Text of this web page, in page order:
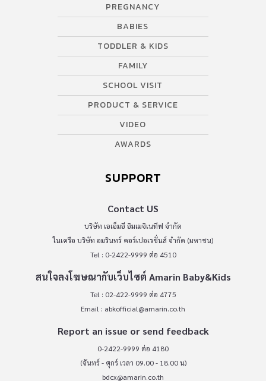
จากระบบการเรียนที่เราคุ้นเคยกัน มาดูกันว่า เด็ก ๆ เรียนอย่างไรกัน
PREGNANCY
BABIES
TODDLER & KIDS
FAMILY
SCHOOL VISIT
PRODUCT & SERVICE
VIDEO
AWARDS
SUPPORT
Contact US
บริษัท เอเอ็มอี อิมเมจิเนทีฟ จำกัด
ในเครือ บริษัท อมรินทร์ คอร์เปอเรชั่นส์ จำกัด (มหาชน)
Tel : 0-2422-9999 ต่อ 4510
สนใจลงโฆษณากับเว็บไซต์ Amarin Baby&Kids
Tel : 02-422-9999 ต่อ 4775
Email : abkofficial@amarin.co.th
Report an issue or send feedback
0-2422-9999 ต่อ 4180
(จันทร์ - ศุกร์ เวลา 09.00 - 18.00 น)
bdcx@amarin.co.th